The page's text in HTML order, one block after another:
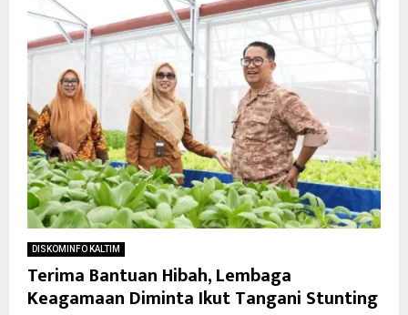
DISKOMINFO KALTIM
Terima Bantuan Hibah, Lembaga
Keagamaan Diminta Ikut Tangani Stunting